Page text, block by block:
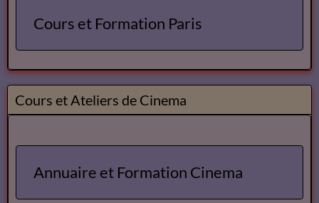
Cours et Formation Paris
Cours et Ateliers de Cinema
Annuaire et Formation Cinema